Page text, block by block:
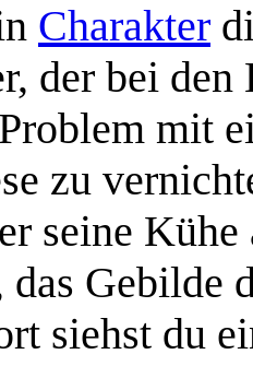
Charakter
der bei
mit
zu
seine
Gebilde
siehst du